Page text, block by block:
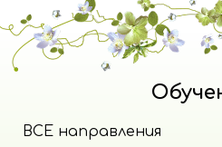
ВСЕ направления